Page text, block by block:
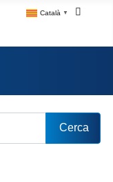
Català ▼
Cerca